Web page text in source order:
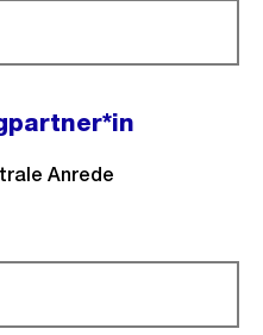
Anrede